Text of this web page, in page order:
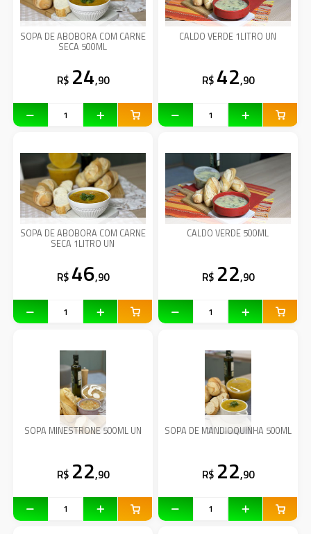
SOPA DE ABOBORA COM CARNE
SECA 500ML
R$ 24,90
CALDO VERDE 1LITRO UN
R$ 42,90
SOPA DE ABOBORA COM CARNE
SECA 1LITRO UN
R$ 46,90
CALDO VERDE 500ML
R$ 22,90
SOPA MINESTRONE 500ML UN
R$ 22,90
SOPA DE MANDIOQUINHA 500ML
R$ 22,90